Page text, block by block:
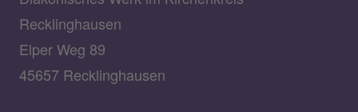
Recklinghausen
Elper Weg 89
45657 Recklinghausen